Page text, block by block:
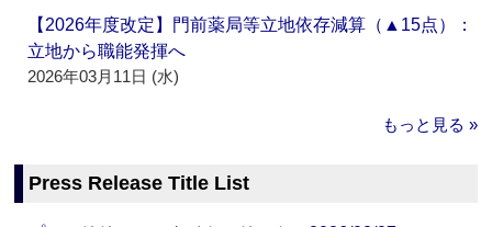
【2026年度改定】門前薬局等立地依存減算（▲15点）：
立地から職能発揮へ
2026年03月11日 (水)
もっと見る »
Press Release Title List